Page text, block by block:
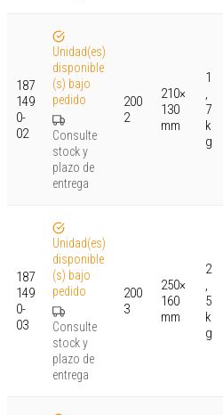
187
149
0-
02
Unidad(es)
disponible
(s) bajo
pedido
Consulte
stock y
plazo de
entrega
200
2
210×
130
mm
1
,
7
k
g
187
149
0-
03
Unidad(es)
disponible
(s) bajo
pedido
Consulte
stock y
plazo de
entrega
200
3
250×
160
mm
2
,
5
k
g